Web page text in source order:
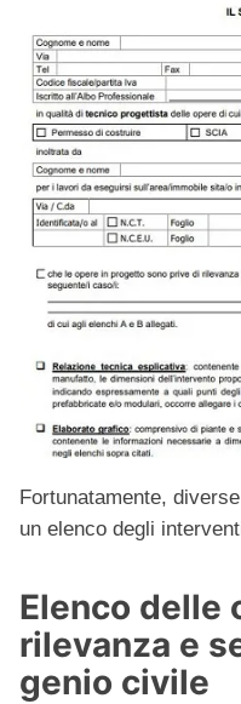
Fortunatamente,
un elenco degli
Elenco delle
rilevanza e
genio civile